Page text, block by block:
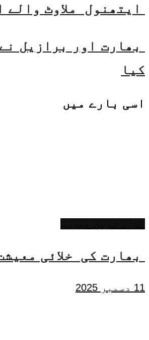
ایتھنول ملاوٹ
بھارت اور برازیل
کیا
اسی بارے میں
بھارت کی خلائی معیشت اگلے 10 سالوں میں 45 بلین ڈالر تک بڑھنے کی
11 دسمبر 2025